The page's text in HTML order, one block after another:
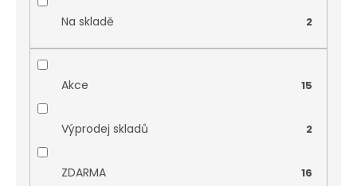
Na skladě 2
Akce 15
Výprodej skladů 2
ZDARMA 16